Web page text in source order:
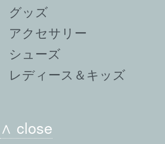
グッズ
アクセサリー
シューズ
レディース＆キッズ
∧ close